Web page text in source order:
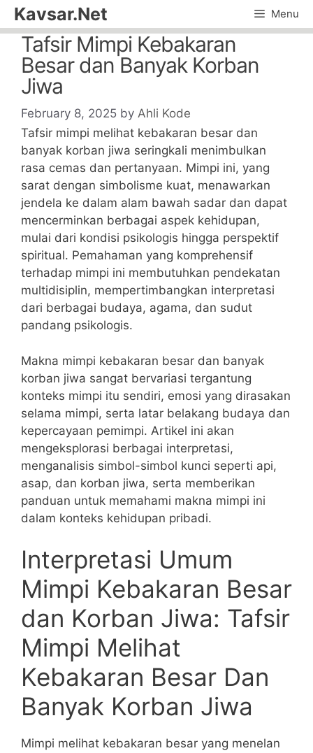
Skip
to
content
Kavsar.Net Menu
Tafsir Mimpi Kebakaran
Besar dan Banyak Korban
Jiwa
February 8, 2025 by Ahli Kode
Tafsir mimpi melihat kebakaran besar dan
banyak korban jiwa seringkali menimbulkan
rasa cemas dan pertanyaan. Mimpi ini, yang
sarat dengan simbolisme kuat, menawarkan
jendela ke dalam alam bawah sadar dan dapat
mencerminkan berbagai aspek kehidupan,
mulai dari kondisi psikologis hingga perspektif
spiritual. Pemahaman yang komprehensif
terhadap mimpi ini membutuhkan pendekatan
multidisiplin, mempertimbangkan interpretasi
dari berbagai budaya, agama, dan sudut
pandang psikologis.
Makna mimpi kebakaran besar dan banyak
korban jiwa sangat bervariasi tergantung
konteks mimpi itu sendiri, emosi yang dirasakan
selama mimpi, serta latar belakang budaya dan
kepercayaan pemimpi. Artikel ini akan
mengeksplorasi berbagai interpretasi,
menganalisis simbol-simbol kunci seperti api,
asap, dan korban jiwa, serta memberikan
panduan untuk memahami makna mimpi ini
dalam konteks kehidupan pribadi.
Interpretasi Umum
Mimpi Kebakaran Besar
dan Korban Jiwa: Tafsir
Mimpi Melihat
Kebakaran Besar Dan
Banyak Korban Jiwa
Mimpi melihat kebakaran besar yang menelan